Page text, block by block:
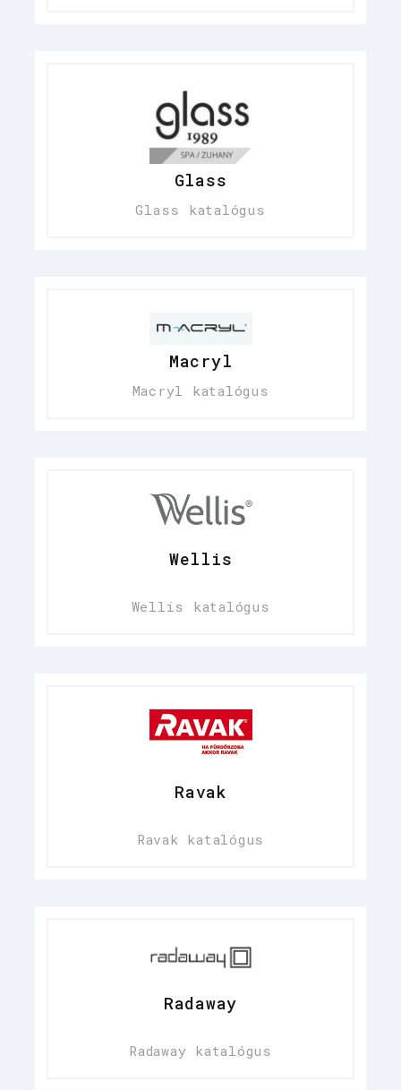
Glass
Glass katalógus
Macryl
Macryl katalógus
Wellis
Wellis katalógus
Ravak
Ravak katalógus
Radaway
Radaway katalógus